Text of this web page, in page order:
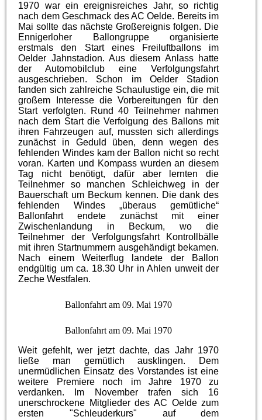
1970 war ein ereignisreiches Jahr, so richtig
nach dem Geschmack des AC Oelde. Bereits im
Mai sollte das nächste Großereignis folgen. Die
Ennigerloher Ballongruppe organisierte
erstmals den Start eines Freiluftballons im
Oelder Jahnstadion. Aus diesem Anlass hatte
der Automobilclub eine Verfolgungsfahrt
ausgeschrieben. Schon im Oelder Stadion
fanden sich zahlreiche Schaulustige ein, die mit
großem Interesse die Vorbereitungen für den
Start verfolgten. Rund 40 Teilnehmer nahmen
nach dem Start die Verfolgung des Ballons mit
ihren Fahrzeugen auf, mussten sich allerdings
zunächst in Geduld üben, denn wegen des
fehlenden Windes kam der Ballon nicht so recht
voran. Karten und Kompass wurden an diesem
Tag nicht benötigt, dafür aber lernten die
Teilnehmer so manchen Schleichweg in der
Bauerschaft um Beckum kennen. Die dank des
fehlenden Windes „überaus gemütliche“
Ballonfahrt endete zunächst mit einer
Zwischenlandung in Beckum, wo die
Teilnehmer der Verfolgungsfahrt Kontrollbälle
mit ihren Startnummern ausgehändigt bekamen.
Nach einem Weiterflug landete der Ballon
endgültig um ca. 18.30 Uhr in Ahlen unweit der
Zeche Westfalen.
Ballonfahrt am 09. Mai 1970
Ballonfahrt am 09. Mai 1970
Weit gefehlt, wer jetzt dachte, das Jahr 1970
ließe man gemütlich ausklingen. Dem
unermüdlichen Einsatz des Vorstandes ist eine
weitere Premiere noch im Jahre 1970 zu
verdanken. Im November trafen sich 16
unerschrockene Mitglieder des AC Oelde zum
ersten "Schleuderkurs" auf dem